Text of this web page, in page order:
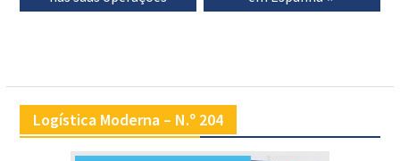
Logística Moderna – N.º 204